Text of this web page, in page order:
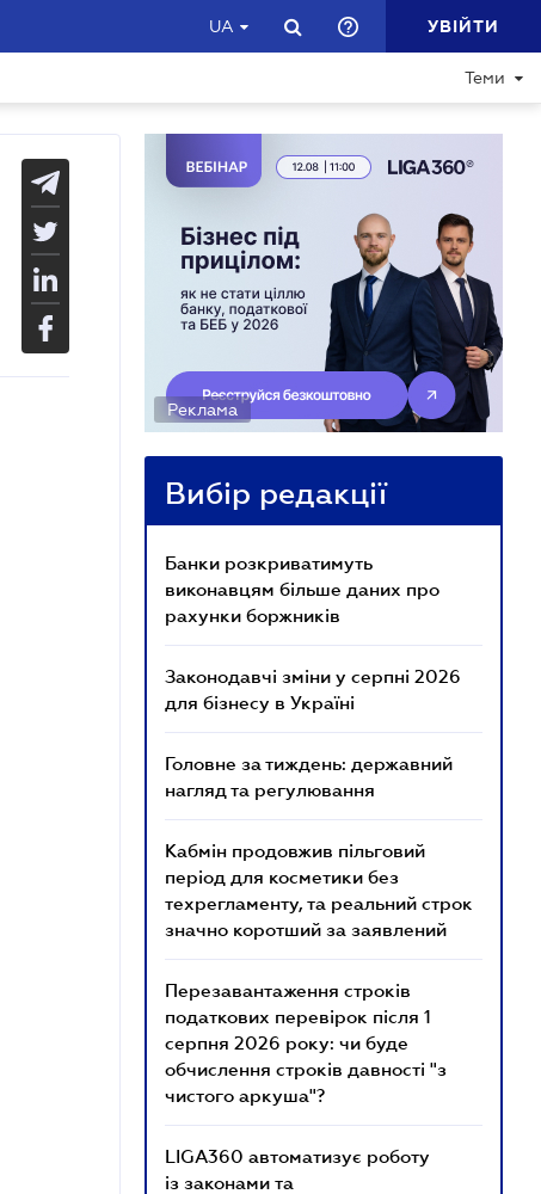
UA УВІЙТИ
Теми
Реклама
Вибір редакції
Банки розкриватимуть
виконавцям більше даних про
рахунки боржників
Законодавчі зміни у серпні 2026
для бізнесу в Україні
Головне за тиждень: державний
нагляд та регулювання
Кабмін продовжив пільговий
період для косметики без
техрегламенту, та реальний строк
значно коротший за заявлений
Перезавантаження строків
податкових перевірок після 1
серпня 2026 року: чи буде
обчислення строків давності "з
чистого аркуша"?
LIGA360 автоматизує роботу
із законами та